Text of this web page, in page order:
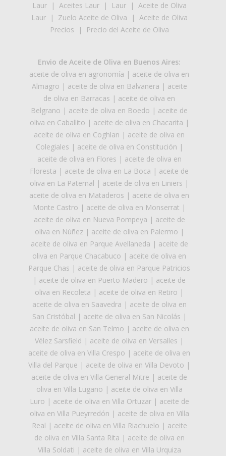
Laur| Aceites Laur| Laur| Aceite de Oliva
Laur| Zuelo Aceite de Oliva | Aceite de Oliva
Precios | Precio del Aceite de Oliva
Envio de Aceite de Oliva en Buenos Aires:
aceite de oliva en agronomía | aceite de oliva en
Almagro | aceite de oliva en Balvanera | aceite
de oliva en Barracas | aceite de oliva en
Belgrano | aceite de oliva en Boedo | aceite de
oliva en Caballito | aceite de oliva en Chacarita |
aceite de oliva en Coghlan | aceite de oliva en
Colegiales | aceite de oliva en Constitución |
aceite de oliva en Flores | aceite de oliva en
Floresta | aceite de oliva en La Boca | aceite de
oliva en La Paternal | aceite de oliva en Liniers |
aceite de oliva en Mataderos | aceite de oliva en
Monte Castro | aceite de oliva en Monserrat |
aceite de oliva en Nueva Pompeya | aceite de
oliva en Núñez| aceite de oliva en Palermo |
aceite de oliva en Parque Avellaneda | aceite de
oliva en Parque Chacabuco | aceite de oliva en
Parque Chas | aceite de oliva en Parque Patricios
| aceite de oliva en Puerto Madero | aceite de
oliva en Recoleta | aceite de oliva en Retiro |
aceite de oliva en Saavedra | aceite de oliva en
San Cristóbal | aceite de oliva en San Nicolás |
aceite de oliva en San Telmo | aceite de oliva en
Vélez Sarsfield | aceite de oliva en Versalles |
aceite de oliva en Villa Crespo | aceite de oliva en
Villa del Parque | aceite de oliva en Villa Devoto |
aceite de oliva en Villa General Mitre | aceite de
oliva en Villa Lugano | aceite de oliva en Villa
Luro | aceite de oliva en Villa Ortuzar| aceite de
oliva en Villa Pueyrredón | aceite de oliva en Villa
Real | aceite de oliva en Villa Riachuelo | aceite
de oliva en Villa Santa Rita | aceite de oliva en
Villa Soldati | aceite de oliva en Villa Urquiza